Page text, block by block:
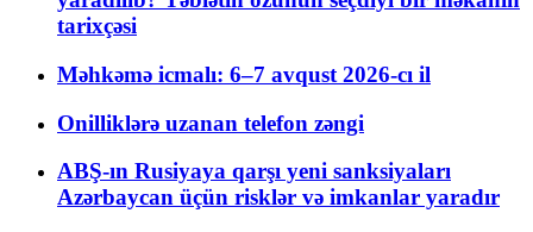
tarixçəsi
Məhkəmə icmalı: 6–7 avqust 2026-cı il
Onilliklərə uzanan telefon zəngi
ABŞ-ın Rusiyaya qarşı yeni sanksiyaları
Azərbaycan üçün risklər və imkanlar yaradır